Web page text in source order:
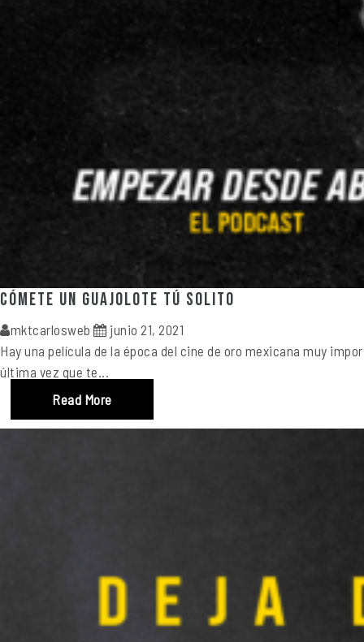
Cómete un guajolote tú solito
mktcarlosweb
junio 21, 2021
Hay una película de la época del cine de oro mexicana muy
última vez que te...
Read More